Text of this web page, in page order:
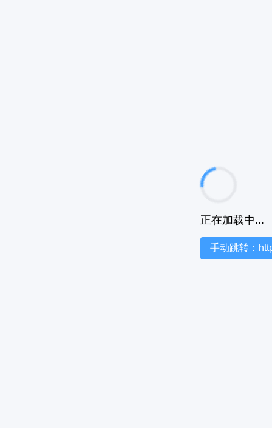
正在加载中...
手动跳转：